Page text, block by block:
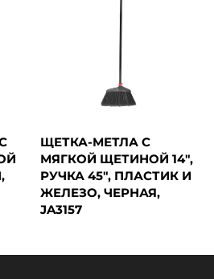
ЩЕТКА-МЕТЛА С
МЯГКОЙ ЩЕТИНОЙ 14",
РУЧКА 45", ПЛАСТИК И
ЖЕЛЕЗО, ЧЕРНАЯ,
JA3157